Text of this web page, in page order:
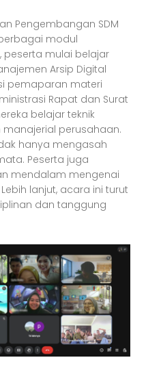
Pengembangan SDM
modul
peserta mulai belajar
Arsip Digital
pemaparan materi
Rapat dan Surat
belajar teknik
perusahaan.
hanya mengasah
Peserta juga
mendalam mengenai
lanjut, acara ini turut
dan tanggung